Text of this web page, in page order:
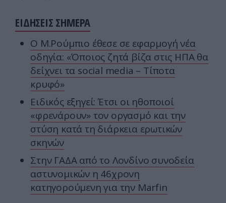
ΕΙΔΗΣΕΙΣ ΣΗΜΕΡΑ
Ο Μ.Ρούμπιο έθεσε σε εφαρμογή νέα
οδηγία: «Όποιος ζητά βίζα στις ΗΠΑ θα
δείχνει τα social media – Τίποτα
κρυφό»
Ειδικός εξηγεί: Έτσι οι ηθοποιοί
«φρενάρουν» τον οργασμό και την
στύση κατά τη διάρκεια ερωτικών
σκηνών
Στην ΓΑΔΑ από το Λονδίνο συνοδεία
αστυνομικών η 46χρονη
κατηγορούμενη για την Marfin